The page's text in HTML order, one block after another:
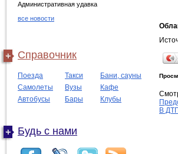
Административная удавка
все новости
Справочник
Поезда Такси
Бани, сауны
Самолеты
Вузы
Кафе
Автобусы
Бары Клубы
Будь с нами
В